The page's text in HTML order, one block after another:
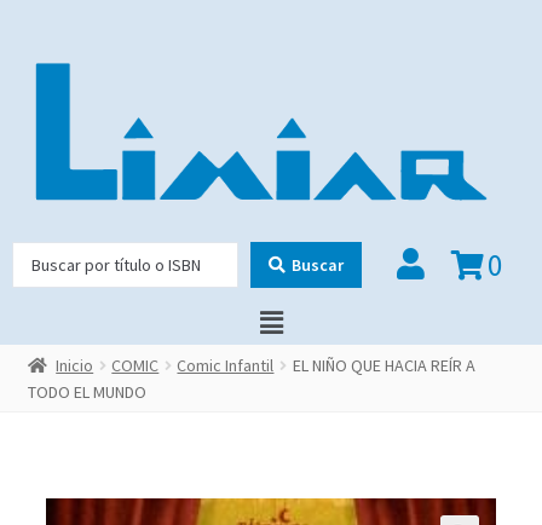
Buscar 0
Inicio COMIC Comic Infantil
EL NIÑO QUE HACIA REÍR A
TODO EL MUNDO